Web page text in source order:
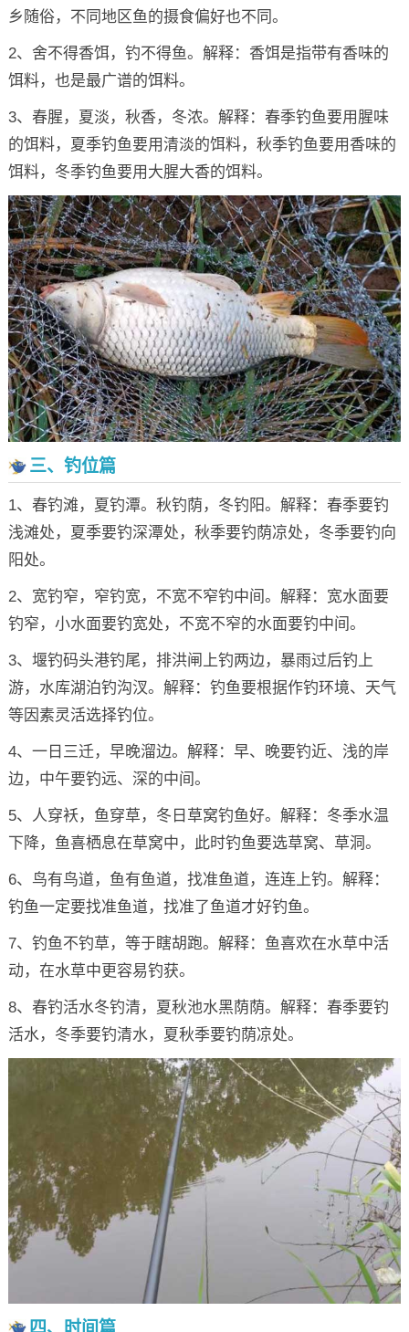
乡随俗，不同地区鱼的摄食偏好也不同。
2、舍不得香饵，钓不得鱼。解释：香饵是指带有香味的
饵料，也是最广谱的饵料。
3、春腥，夏淡，秋香，冬浓。解释：春季钓鱼要用腥味
的饵料，夏季钓鱼要用清淡的饵料，秋季钓鱼要用香味的
饵料，冬季钓鱼要用大腥大香的饵料。
三、钓位篇
1、春钓滩，夏钓潭。秋钓荫，冬钓阳。解释：春季要钓
浅滩处，夏季要钓深潭处，秋季要钓荫凉处，冬季要钓向
阳处。
2、宽钓窄，窄钓宽，不宽不窄钓中间。解释：宽水面要
钓窄，小水面要钓宽处，不宽不窄的水面要钓中间。
3、堰钓码头港钓尾，排洪闸上钓两边，暴雨过后钓上
游，水库湖泊钓沟汊。解释：钓鱼要根据作钓环境、天气
等因素灵活选择钓位。
4、一日三迁，早晚溜边。解释：早、晚要钓近、浅的岸
边，中午要钓远、深的中间。
5、人穿袄，鱼穿草，冬日草窝钓鱼好。解释：冬季水温
下降，鱼喜栖息在草窝中，此时钓鱼要选草窝、草洞。
6、鸟有鸟道，鱼有鱼道，找准鱼道，连连上钓。解释：
钓鱼一定要找准鱼道，找准了鱼道才好钓鱼。
7、钓鱼不钓草，等于瞎胡跑。解释：鱼喜欢在水草中活
动，在水草中更容易钓获。
8、春钓活水冬钓清，夏秋池水黑荫荫。解释：春季要钓
活水，冬季要钓清水，夏秋季要钓荫凉处。